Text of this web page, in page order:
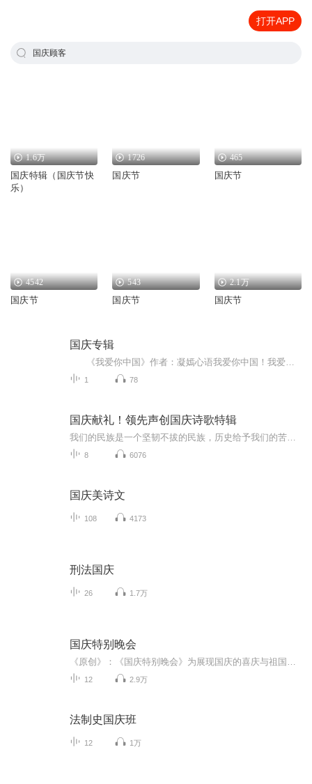
打开APP
国庆顾客
1.6万
国庆特辑（国庆节快
乐）
1726
国庆节
465
国庆节
4542
国庆节
543
国庆节
2.1万
国庆节
国庆专辑
1 78
国庆献礼！领先声创国庆诗歌特辑
8 6076
国庆美诗文
108 4173
刑法国庆
26 1.7万
国庆特别晚会
12 2.9万
法制史国庆班
12 1万